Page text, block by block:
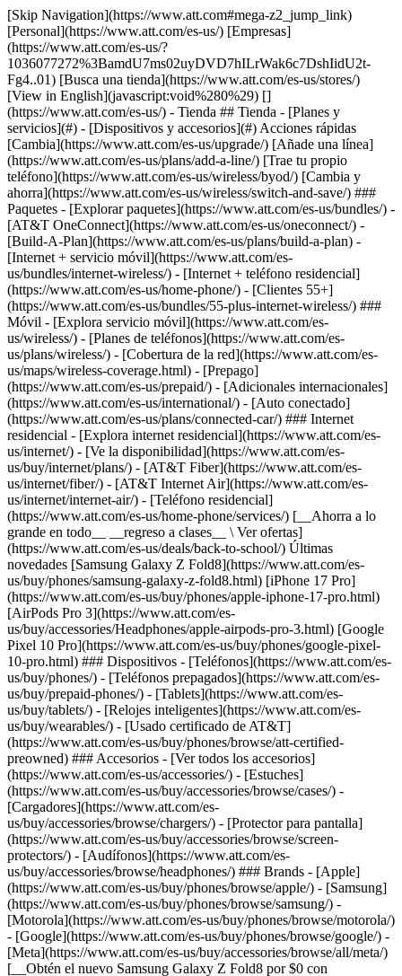
[Skip Navigation](https://www.att.com#mega-z2_jump_link) [Personal](https://www.att.com/es-us/) [Empresas](https://www.att.com/es-us/?1036077272%3BamdU7ms02uyDVD7hILrWak6c7DshIidU2t-Fg4..01) [Busca una tienda](https://www.att.com/es-us/stores/) [View in English](javascript:void%280%29) [](https://www.att.com/es-us/) - Tienda ## Tienda - [Planes y servicios](#) - [Dispositivos y accesorios](#) Acciones rápidas [Cambia](https://www.att.com/es-us/upgrade/) [Añade una línea](https://www.att.com/es-us/plans/add-a-line/) [Trae tu propio teléfono](https://www.att.com/es-us/wireless/byod/) [Cambia y ahorra](https://www.att.com/es-us/wireless/switch-and-save/) ### Paquetes - [Explorar paquetes](https://www.att.com/es-us/bundles/) - [AT&T OneConnect](https://www.att.com/es-us/oneconnect/) - [Build-A-Plan](https://www.att.com/es-us/plans/build-a-plan) - [Internet + servicio móvil](https://www.att.com/es-us/bundles/internet-wireless/) - [Internet + teléfono residencial](https://www.att.com/es-us/home-phone/) - [Clientes 55+](https://www.att.com/es-us/bundles/55-plus-internet-wireless/) ### Móvil - [Explora servicio móvil](https://www.att.com/es-us/wireless/) - [Planes de teléfonos](https://www.att.com/es-us/plans/wireless/) - [Cobertura de la red](https://www.att.com/es-us/maps/wireless-coverage.html) - [Prepago](https://www.att.com/es-us/prepaid/) - [Adicionales internacionales](https://www.att.com/es-us/international/) - [Auto conectado](https://www.att.com/es-us/plans/connected-car/) ### Internet residencial - [Explora internet residencial](https://www.att.com/es-us/internet/) - [Ve la disponibilidad](https://www.att.com/es-us/buy/internet/plans/) - [AT&T Fiber](https://www.att.com/es-us/internet/fiber/) - [AT&T Internet Air](https://www.att.com/es-us/internet/internet-air/) - [Teléfono residencial](https://www.att.com/es-us/home-phone/services/) [__Ahorra a lo grande en todo__ __regreso a clases__ \ Ver ofertas](https://www.att.com/es-us/deals/back-to-school/) Últimas novedades [Samsung Galaxy Z Fold8](https://www.att.com/es-us/buy/phones/samsung-galaxy-z-fold8.html) [iPhone 17 Pro](https://www.att.com/es-us/buy/phones/apple-iphone-17-pro.html) [AirPods Pro 3](https://www.att.com/es-us/buy/accessories/Headphones/apple-airpods-pro-3.html) [Google Pixel 10 Pro](https://www.att.com/es-us/buy/phones/google-pixel-10-pro.html) ### Dispositivos - [Teléfonos](https://www.att.com/es-us/buy/phones/) - [Teléfonos prepagados](https://www.att.com/es-us/buy/prepaid-phones/) - [Tablets](https://www.att.com/es-us/buy/tablets/) - [Relojes inteligentes](https://www.att.com/es-us/buy/wearables/) - [Usado certificado de AT&T](https://www.att.com/es-us/buy/phones/browse/att-certified-preowned) ### Accesorios - [Ver todos los accesorios](https://www.att.com/es-us/accessories/) - [Estuches](https://www.att.com/es-us/buy/accessories/browse/cases/) - [Cargadores](https://www.att.com/es-us/buy/accessories/browse/chargers/) - [Protector para pantalla](https://www.att.com/es-us/buy/accessories/browse/screen-protectors/) - [Audífonos](https://www.att.com/es-us/buy/accessories/browse/headphones/) ### Brands - [Apple](https://www.att.com/es-us/buy/phones/browse/apple/) - [Samsung](https://www.att.com/es-us/buy/phones/browse/samsung/) - [Motorola](https://www.att.com/es-us/buy/phones/browse/motorola/) - [Google](https://www.att.com/es-us/buy/phones/browse/google/) - [Meta](https://www.att.com/es-us/buy/accessories/browse/all/meta/) [__Obtén el nuevo Samsung Galaxy Z Fold8 por $0 con intercambio elegible__ \ Compra ahora](https://www.att.com/es-us/buy/phones/samsung-galaxy-z-fold8.html) - Ofertas ## Ofertas - [Nuevos y destacados](#) - [Descuentos para clientes](#) Destacados [Ve todas las ofertas](https://www.att.com/es-us/deals/) [Ofertas de servicio móvil](https://www.att.com/es-us/deals/cell-phone-deals/) [Ofertas de internet](https://www.att.com/es-us/deals/internet/) [Ofertas de intercambio](https://www.att.com/es-us/buy/phones/browse/tradeinoffer/) [Sin ofertas de intercambio](https://www.att.com/es-us/buy/phones/browse/nontradeinoffer/) ### Ofertas de tendencia - [Samsung Galaxy](https://www.att.com/es-us/buy/phones/browse/samsung_hasdeals_value_nontradeinoffer_tradeinoffer/) - [Apple iPhone](https://www.att.com/es-us/buy/phones/browse/apple_hasdeals_value_nontradeinoffer_tradeinoffer/) - [Menos de $50](https://www.att.com/es-us/buy/accessories/browse/all/price-range-25-50_price-range-5-25_5-and-under/) - [Ofertas de regreso a clases](https://www.att.com/es-us/deals/back-to-school/) ### Ofertas de dispositivos y accesorios - [Teléfonos](https://www.att.com/es-us/buy/phones/browse/hasdeals_value_nontradeinoffer_tradeinoffer/) - [Teléfonos prepagados](https://www.att.com/es-us/buy/prepaid-phones/browse/hasdeals/) - [Tablets](https://www.att.com/es-us/buy/tablets/browse/hasdeals_nontradeinoffer/) - [Relojes inteligentes](https://www.att.com/es-us/buy/wearables/browse/hasdeals_nontradeinoffer/) - [Ofertas de accesorios](https://www.att.com/es-us/buy/accessories/browse/all/deals/) ### Suscripciones - [AT&T OneConnect](https://www.att.com/es-us/oneconnect/) [__Cámbiate a AT&T y averigua cómo obtener hasta $800 por línea para terminar tu contrato__ \ Compra ahora](https://www.att.com/es-us/buy/phones/) ### Descuentos por ocupación - [Empleados de empresas](https://www.att.com/es-us/verification/signaturehub/#employment) - [Militares y veteranos](https://www.att.com/es-us/offers/discount-program/military-discount/) - [Maestros](https://www.att.com/es-us/offers/discount-program/teacher/) - [Enfermeros y médicos](https://www.att.com/es-us/verification/signaturehub/#medical) - [Personal de emergencias activo](https://www.att.com/es-us/firstnetandfamily/) ### Descuentos por afiliación - [Clientes 55+](https://www.att.com/es-us/verification/signaturehub/#age) - [Personal retirado del servicio de emergencia](https://www.att.com/es-us/offers/discount-program/retired-responders/) - [Trabajadores de sindicatos](https://www.att.com/es-us/offers/discount-program/union-discount/) - [Estudiantes](https://www.att.com/es-us/verification/signaturehub/#student) ### Ahorros para socios - [Descuento con tarjeta de crédito](https://www.att.com/es-us/?1036077272%3BamdU7ms02uyDVD7hIidU2t-FgOyvGkzT7uyJVm497PywgLdW2iYTVis9IZcUaO3.z1) - [Beneficios y más](https://andmorebenefits.att.com/root-discovery) [__Maestros: ahorra hasta $150 por línea y hasta un 20% en planes__ \ Obtén detalles](https://www.att.com/es-us/offers/discount-program/teacher/) - La diferencia de AT&T ## La diferencia de AT&T - [Nuestra ventaja competitiva](#) - [Nuestros patrocinios](#) ### ¿Por qué elegirnos? - [Garantía AT&T](https://www.att.com/es-us/why-att/guarantee/) - [Por qué AT&T](https://www.att.com/es-us/why-att/) - [AT&T vs. T-Mobile y Verizon](https://www.att.com/es-us/wireless/switch-and-save/#compare-us) - [AT&T Fiber vs. Spectrum y Xfinity](https://www.att.com/es-us/internet/fiber/#compare-us) - [Prueba AT&T gratis](https://www.att.com/es-us/wireless/free-trial/) - [Cambia y ahorra](https://www.att.com/es-us/wireless/switch-and-save/) ### Cobertura excepcional - [Mapa de cobertura 5G](https://www.att.com/es-us/maps/wireless-coverage.html) - [Mapa de cobertura de fibra óptica](https://www.att.com/es-us/internet/fiber/coverage-map/) [__La mejor garantía de Estados Unidos__ \ Obtén detalles](https://www.att.com/es-us/why-att/guarantee/) ### Deportes - [Fútbol](https://www.att.com/es-us/sponsorship/soccer) - [Baloncesto](https://www.att.com/es-us/sponsorship/basketball) - [Golf](https://www.att.com/es-us/sponsorship/golf) ### Música, artes y cultura - [Música](https://www.att.com/es-us/sponsorship/music) [__La mejor garantía de Estados Unidos__ \ Obtén detalles](https://www.att.com/es-us/why-att/guarantee/) - Ayuda ## Ayuda - [Factura y cuenta](#) - [Móvil](#) - [Internet](#) Acciones rápidas [Ve toda la ayuda](https://www.att.com/es-us/support/) [Ver mi cuenta](https://www.att.com/es-us/acctmgmt/overview) [Centro de pagos](https://www.att.com/es-us/acctmgmt/mypaymentcenter) [Centro de facturación](https://www.att.com/es-us/acctmgmt/billing/mybillingcenter) ### Factura y pagos - [Comprende tu factura](https://www.att.com/es-us/support/my-account/understand-your-bill/) - [Averigua por qué tu factura cambió](https://www.att.com/es-us/support/article/my-account/KM1051879/) - [Configura y administra AutoPay](https://www.att.com/es-us/acctmgmt/mypaymentcenter?intent=MANAGEAUTOPAY) - [Ve las cuotas de los dispositivos](https://www.att.com/es-us/acctmgmt/payment/installmentplandetails) - [Pagar sin iniciar sesión](https://www.att.com/es-us/acctmgmt/fastpmt/fastpay) ### Cuenta - [Cambiar o restablecer contraseña](https://www.att.com/es-us/support/article/my-account/KM1008941/) - [Añade o elimina cuentas](https://www.att.com/es-us/support/article/my-account/KM1008925/) - [Traslada el servicio de internet](https://www.att.com/es-us/help/moving/) - [Ve tus pedidos y reclamaciones](https://www.att.com/es-us/orders/history) - [Más ayuda con la cuenta](https://www.att.com/es-us/support/my-account/) [__La mejor garantía de Estados Unidos__ \ Obtén detalles](https://www.att.com/es-us/why-att/guarantee/) Acciones rápidas [Administrar mi servicio móvil](https://www.att.com/es-us/acctmgmt/mywireless) [Rastrear mi pedido](https://www.att.com/es-us/orders/history) [Añade AT&T International Day Pass](https://www.att.com/es-us/acctmgmt/signin?intent=DEEPLINK&soc=IRRLHDF&level=CAT&source=ILC242589969&wtExtndSource=Megamenu) ### Mi dispositivo - [Verificar mi us